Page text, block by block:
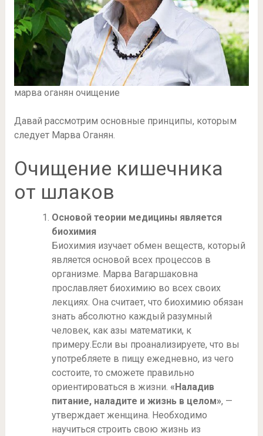
марва оганян очищение
Давай рассмотрим основные принципы, которым
следует Марва Оганян.
Очищение кишечника
от шлаков
Основой теории медицины является
биохимия
Биохимия изучает обмен веществ, который
является основой всех процессов в
организме. Марва Вагаршаковна
прославляет биохимию во всех своих
лекциях. Она считает, что биохимию обязан
знать абсолютно каждый разумный
человек, как азы математики, к
примеру.Если вы проанализируете, что вы
употребляете в пищу ежедневно, из чего
состоите, то сможете правильно
ориентироваться в жизни. «Наладив
питание, наладите и жизнь в целом», —
утверждает женщина. Необходимо
научиться строить свою жизнь из